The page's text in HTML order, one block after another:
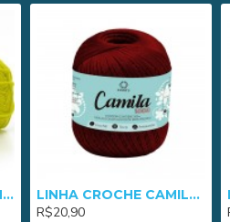
NOVELO CLUB 100G (NM 3/8) - 2652 LINHA CROCHE CAMILA 1000 - 01005
R$20,90